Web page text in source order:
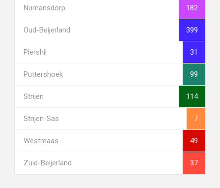
Numansdorp 182
Oud-Beijerland 399
Piershil 31
Puttershoek 99
Strijen 114
Strijen-Sas 7
Westmaas 49
Zuid-Beijerland 37